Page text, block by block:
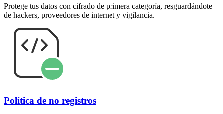
Protege tus datos con cifrado de primera categoría, resguardándote
de hackers, proveedores de internet y vigilancia.
Política de no registros